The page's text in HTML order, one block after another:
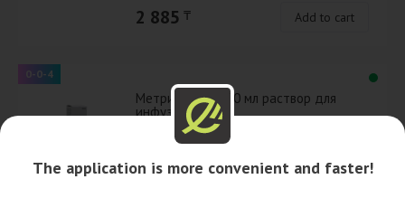
2 885 ₸ Add to cart
0-0-4
Метрид 0,5% 100 мл раствор для
инфузий
388 ₸ с учётом кешбэка
400 ₸ Add to cart
The application is more convenient and faster!